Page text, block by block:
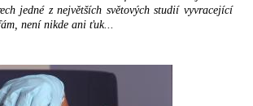
jedné z největších světových studií vyvracející
není nikde ani ťuk...